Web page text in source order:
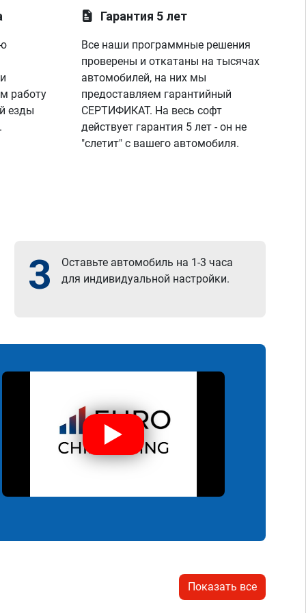
покатался,понаблюдал,радуюсь,заехал к
диагностику,глянули что всё нормально и
я поехал радостный,записавшись к ним
же на чип тюнинг,парни вы лучшие!
спасибо вашей команде за отличную
работу,сервис отличный, рекомендую!
всем добра)
работу
езды
Гарантия 5 лет
Все наши программные решения
проверены и откатаны на тысячах
автомобилей, на них мы
предоставляем гарантийный
СЕРТИФИКАТ. На весь софт
действует гарантия 5 лет - он не
"слетит" с вашего автомобиля.
3
Оставьте автомобиль на 1-3 часа
для индивидуальной настройки.
Показать все